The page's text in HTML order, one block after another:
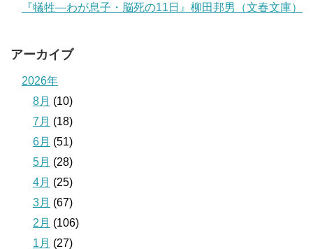
『犠牲―わが息子・脳死の11日』柳田邦男（文春文庫）
アーカイブ
2026年
8月 (10)
7月 (18)
6月 (51)
5月 (28)
4月 (25)
3月 (67)
2月 (106)
1月 (27)